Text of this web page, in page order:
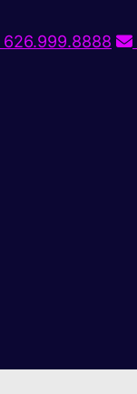
626.999.8888